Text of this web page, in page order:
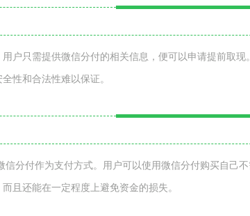
户只需提供微信分付的相关信息，便可以申请提前取现
性和合法性难以保证。
分付作为支付方式。用户可以使用微信分付购买自己
且还能在一定程度上避免资金的损失。